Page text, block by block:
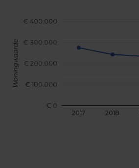
2017 2018
€ 0
€ 100.000
€ 200.000
€ 300.000
€ 400.000
Woningwaarde